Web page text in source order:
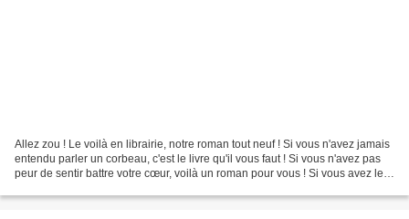
Allez zou ! Le voilà en librairie, notre roman tout neuf ! Si vous n'avez jamais
entendu parler un corbeau, c'est le livre qu'il vous faut ! Si vous n'avez pas
peur de sentir battre votre cœur, voilà un roman pour vous ! Si vous avez le